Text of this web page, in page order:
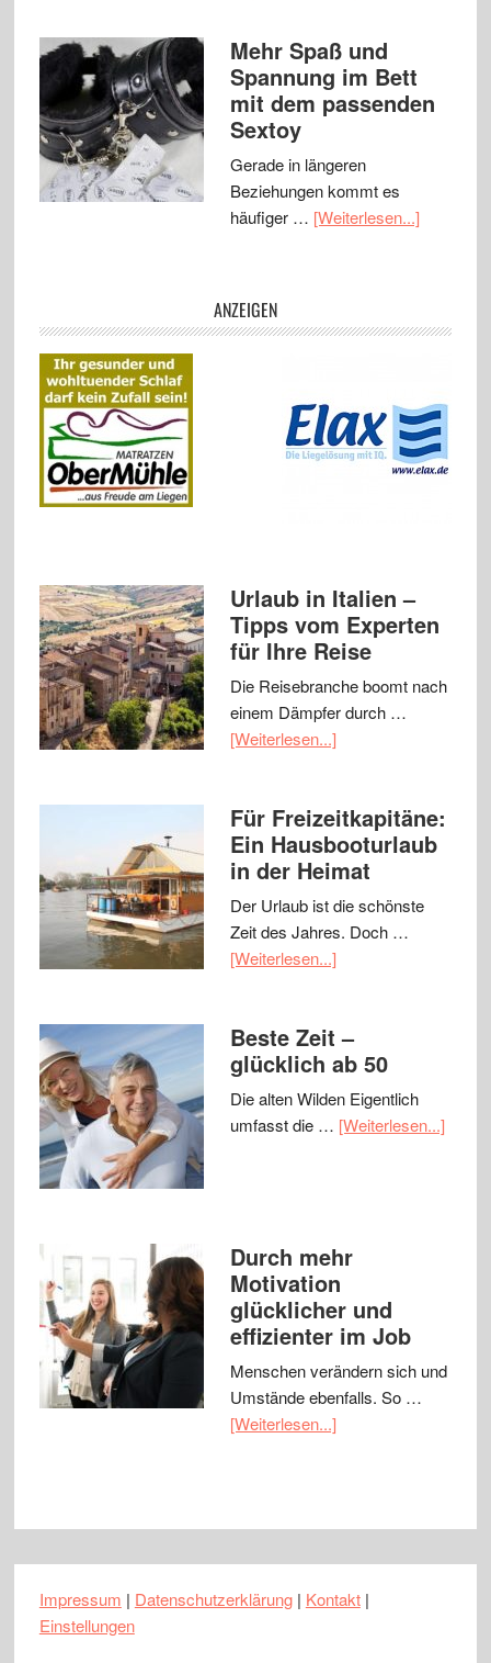
Mehr Spaß und
Spannung im Bett
mit dem passenden
Sextoy
Gerade in längeren
Beziehungen kommt es
häufiger … [Weiterlesen...]
ANZEIGEN
Urlaub in Italien –
Tipps vom Experten
für Ihre Reise
Die Reisebranche boomt nach
einem Dämpfer durch …
[Weiterlesen...]
Für Freizeitkapitäne:
Ein Hausbooturlaub
in der Heimat
Der Urlaub ist die schönste
Zeit des Jahres. Doch …
[Weiterlesen...]
Beste Zeit –
glücklich ab 50
Die alten Wilden Eigentlich
umfasst die … [Weiterlesen...]
Durch mehr
Motivation
glücklicher und
effizienter im Job
Menschen verändern sich und
Umstände ebenfalls. So …
[Weiterlesen...]
Impressum | Datenschutzerklärung| Kontakt|
Einstellungen